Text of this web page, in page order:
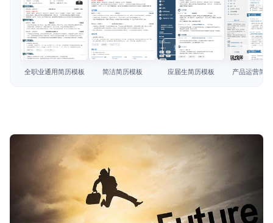
AI 职场工具 New
简历模板
简历教程
查看模板
全职业通用简历模板
查看模板
简洁简历模板
查看模板
应届生简历模板
查看模板
产品运营简